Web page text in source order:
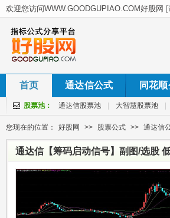
首页 通达信公式 同花
股票池： 通达信股票池 大智慧股票池
您现在的位置： 好股网 >> 股票公式 >> 通达信
通达信【筹码启动信号】副图/选股